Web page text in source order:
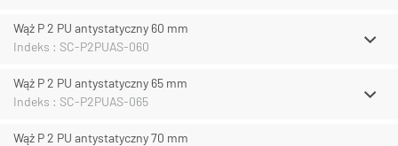
Wąż P 2 PU antystatyczny 60 mm
Indeks : SC-P2PUAS-060
Wąż P 2 PU antystatyczny 65 mm
Indeks : SC-P2PUAS-065
Wąż P 2 PU antystatyczny 70 mm